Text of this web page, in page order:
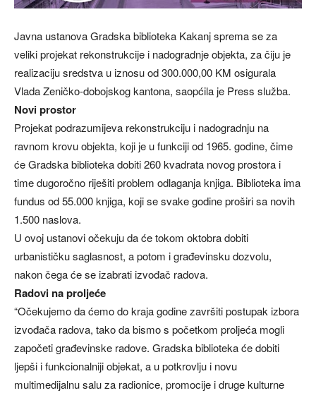
Javna ustanova Gradska biblioteka Kakanj sprema se za
veliki projekat rekonstrukcije i nadogradnje objekta, za čiju je
realizaciju sredstva u iznosu od 300.000,00 KM osigurala
Vlada Zeničko-dobojskog kantona, saopćila je Press služba.
Novi prostor
Projekat podrazumijeva rekonstrukciju i nadogradnju na
ravnom krovu objekta, koji je u funkciji od 1965. godine, čime
će Gradska biblioteka dobiti 260 kvadrata novog prostora i
time dugoročno riješiti problem odlaganja knjiga. Biblioteka ima
fundus od 55.000 knjiga, koji se svake godine proširi sa novih
1.500 naslova.
U ovoj ustanovi očekuju da će tokom oktobra dobiti
urbanističku saglasnost, a potom i građevinsku dozvolu,
nakon čega će se izabrati izvođač radova.
Radovi na proljeće
“Očekujemo da ćemo do kraja godine završiti postupak izbora
izvođača radova, tako da bismo s početkom proljeća mogli
započeti građevinske radove. Gradska biblioteka će dobiti
ljepši i funkcionalniji objekat, a u potkrovlju i novu
multimedijalnu salu za radionice, promocije i druge kulturne